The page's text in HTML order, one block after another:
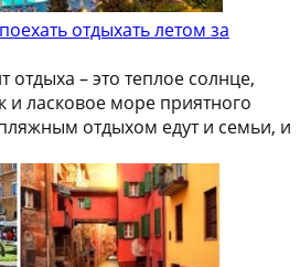
отдыхать летом за
отдыха – это теплое солнце,
ласковое море приятного
отдыхом едут и семьи, и